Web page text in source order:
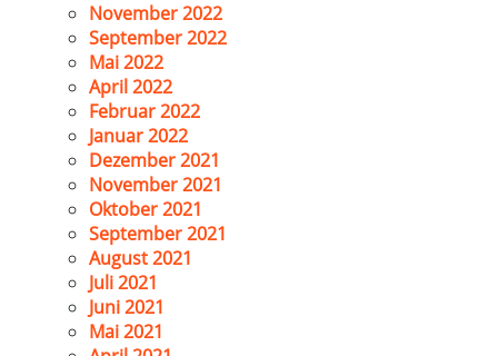
November 2022
September 2022
Mai 2022
April 2022
Februar 2022
Januar 2022
Dezember 2021
November 2021
Oktober 2021
September 2021
August 2021
Juli 2021
Juni 2021
Mai 2021